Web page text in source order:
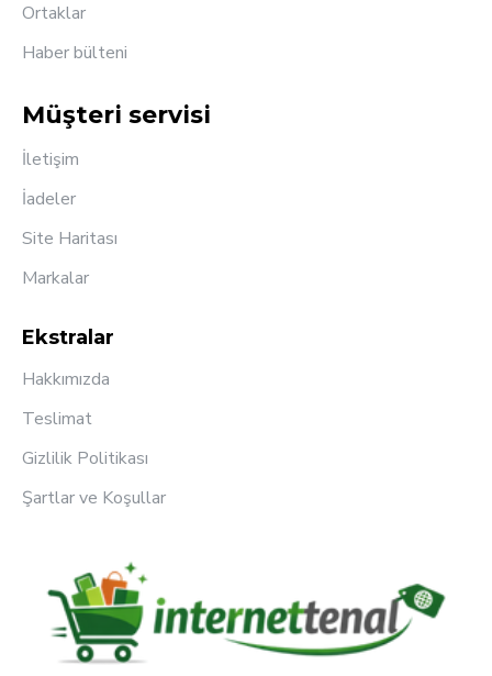
Ortaklar
Haber bülteni
Müşteri servisi
İletişim
İadeler
Site Haritası
Markalar
Ekstralar
Hakkımızda
Teslimat
Gizlilik Politikası
Şartlar ve Koşullar